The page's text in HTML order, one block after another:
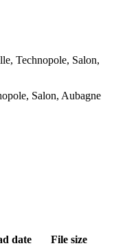
Technopole, Salon,
Salon, Aubagne
date
File size